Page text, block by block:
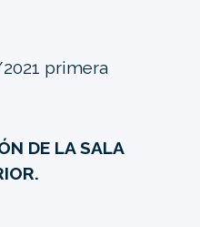
primera
DE LA SALA